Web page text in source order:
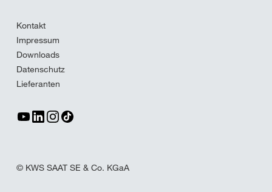
Kontakt
Impressum
Downloads
Datenschutz
Lieferanten
© KWS SAAT SE & Co. KGaA